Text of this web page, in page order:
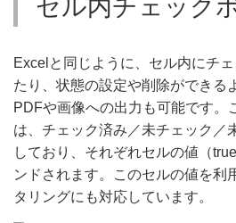
セル内チェック
Excelと同じように、セル内にチ
たり、状態の設定や削除ができる
PDFや画像への出力も可能です。
は、チェック済み／未チェック／
しており、それぞれセルの値（
ンドされます。このセルの値を利
タリングにも対応しています。